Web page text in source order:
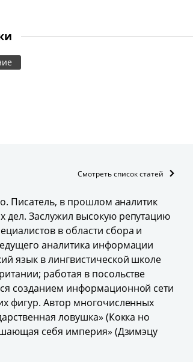
Смотреть список статей
Писатель, в прошлом аналитик
дел. Заслужил высокую репутацию
в области сбора и
аналитика информации
язык в лингвистической школе
работая в посольстве
созданием информационной сети
фигур. Автор многочисленных
ловушка» (Кокка но
себя империя» (Дзимэцу